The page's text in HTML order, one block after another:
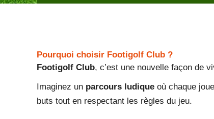
Pourquoi choisir Footigolf Club ?
Footigolf Club, c’est une nouvelle façon de
Imaginez un parcours ludique où chaque
buts tout en respectant les règles du jeu.